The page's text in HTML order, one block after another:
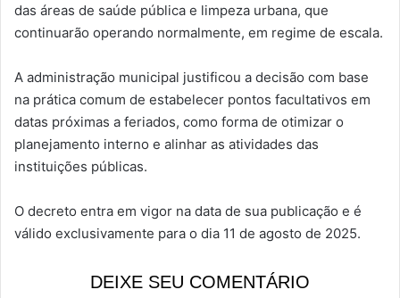
das áreas de saúde pública e limpeza urbana, que
continuarão operando normalmente, em regime de escala.
A administração municipal justificou a decisão com base
na prática comum de estabelecer pontos facultativos em
datas próximas a feriados, como forma de otimizar o
planejamento interno e alinhar as atividades das
instituições públicas.
O decreto entra em vigor na data de sua publicação e é
válido exclusivamente para o dia 11 de agosto de 2025.
DEIXE SEU COMENTÁRIO